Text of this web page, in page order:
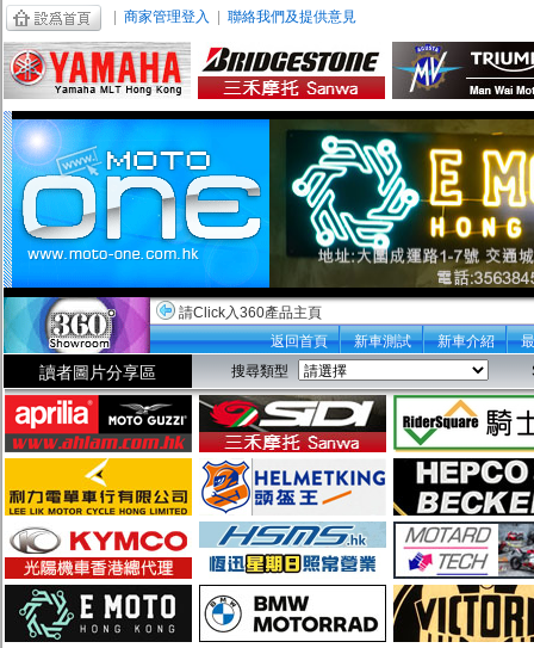
商家管理登入 聯絡我們及提供意見
請Click入360產品主頁
返回首頁
新車測試 新車介紹
讀者圖片分享區 搜尋類型